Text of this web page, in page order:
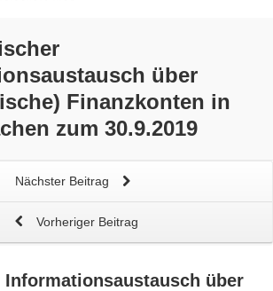
über
Finanzkonten in
zum 30.9.2019
Nächster Beitrag
Vorheriger Beitrag
Informationsaustausch über